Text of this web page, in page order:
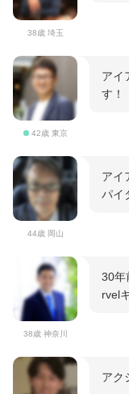
38歳 埼玉
42歳 東京
アイ
す！
44歳 岡山
アイ
パイ
38歳 神奈川
30年
rvel
アク